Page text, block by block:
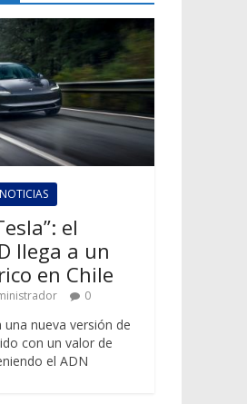
NOTICIAS
el
llega a un
en Chile
0
nueva versión de
con un valor de
el ADN